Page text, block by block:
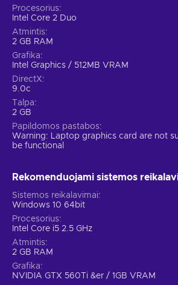
Procesorius
Intel Core 2 Duo
Atmintis
2 GB RAM
Grafika
Intel Graphics / 512MB VRAM
DirectX
9.0c
Talpa
2 GB
Papildomos pastabos
Warning: Laptop graphics card are not
be functional
Rekomenduojami sistemos
Sistemos reikalavimai
Windows 10 64bit
Procesorius
Intel Core i5 2.5 GHz
Atmintis
2 GB RAM
Grafika
NVIDIA GTX 560Ti &er / 1GB VRAM